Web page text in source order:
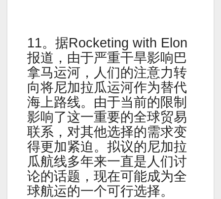
11。据Rocketing with Elon
报道，由于严重干旱影响巴
拿马运河，人们的注意力转
向将尼加拉瓜运河作为替代
海上路线。由于当前的限制
影响了这一重要的全球贸易
联系，对其他选择的需求变
得更加紧迫。拟议的尼加拉
瓜航线多年来一直是人们讨
论的话题，现在可能成为全
球航运的一个可行选择。